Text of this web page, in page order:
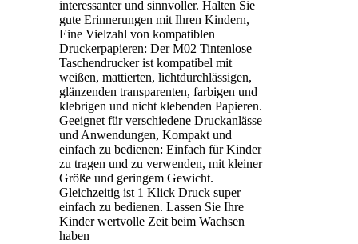
interessanter und sinnvoller. Halten Sie
gute Erinnerungen mit Ihren Kindern,
Eine Vielzahl von kompatiblen
Druckerpapieren: Der M02 Tintenlose
Taschendrucker ist kompatibel mit
weißen, mattierten, lichtdurchlässigen,
glänzenden transparenten, farbigen und
klebrigen und nicht klebenden Papieren.
Geeignet für verschiedene Druckanlässe
und Anwendungen, Kompakt und
einfach zu bedienen: Einfach für Kinder
zu tragen und zu verwenden, mit kleiner
Größe und geringem Gewicht.
Gleichzeitig ist 1 Klick Druck super
einfach zu bedienen. Lassen Sie Ihre
Kinder wertvolle Zeit beim Wachsen
haben